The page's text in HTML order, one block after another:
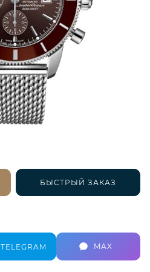
БЫСТРЫЙ ЗАКАЗ
TELEGRAM MAX